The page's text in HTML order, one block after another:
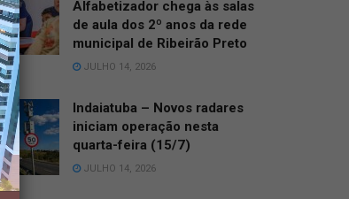
Alfabetizador chega às salas
de aula dos 2º anos da rede
municipal de Ribeirão Preto
JULHO 14, 2026
Indaiatuba – Novos radares
iniciam operação nesta
quarta-feira (15/7)
JULHO 14, 2026